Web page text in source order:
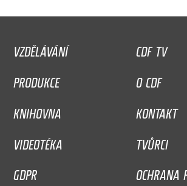
VZDĚLÁVÁNÍ
CDF TV
PRODUKCE
O CDF
KNIHOVNA
KONTAKT
VIDEOTÉKA
TVŮRCI
GDPR
OCHRANA